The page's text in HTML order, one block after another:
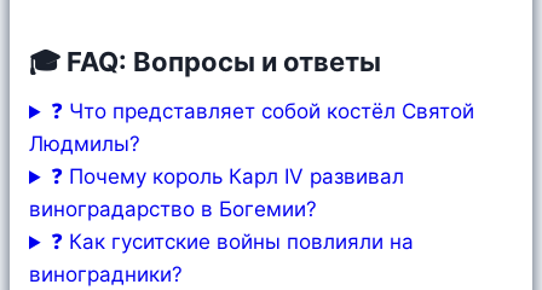
🎓 FAQ: Вопросы и ответы
❓ Что представляет собой костёл Святой
Людмилы?
❓ Почему король Карл IV развивал
виноградарство в Богемии?
❓ Как гуситские войны повлияли на
виноградники?